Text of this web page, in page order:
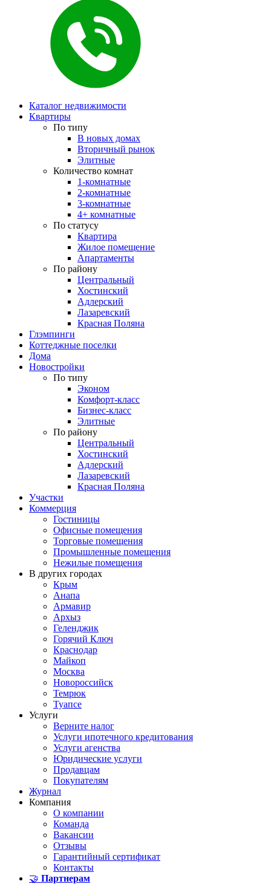
Каталог недвижимости
Квартиры
По типу
В новых домах
Вторичный рынок
Элитные
Количество комнат
1-комнатные
2-комнатные
3-комнатные
4+ комнатные
По статусу
Квартира
Жилое помещение
Апартаменты
По району
Центральный
Хостинский
Адлерский
Лазаревский
Красная Поляна
Глэмпинги
Коттеджные поселки
Дома
Новостройки
По типу
Эконом
Комфорт-класс
Бизнес-класс
Элитные
По району
Центральный
Хостинский
Адлерский
Лазаревский
Красная Поляна
Участки
Коммерция
Гостиницы
Офисные помещения
Торговые помещения
Промышленные помещения
Нежилые помещения
В других городах
Крым
Анапа
Армавир
Архыз
Геленджик
Горячий Ключ
Краснодар
Майкоп
Москва
Новороссийск
Темрюк
Туапсе
Услуги
Верните налог
Услуги ипотечного кредитования
Услуги агенства
Юридические услуги
Продавцам
Покупателям
Журнал
Компания
О компании
Команда
Вакансии
Отзывы
Гарантийный сертификат
Контакты
🤝 Партнерам